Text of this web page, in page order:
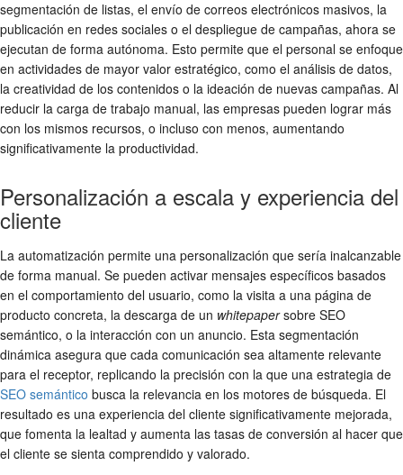
segmentación de listas, el envío de correos electrónicos masivos, la
publicación en redes sociales o el despliegue de campañas, ahora se
ejecutan de forma autónoma. Esto permite que el personal se enfoque
en actividades de mayor valor estratégico, como el análisis de datos,
la creatividad de los contenidos o la ideación de nuevas campañas. Al
reducir la carga de trabajo manual, las empresas pueden lograr más
con los mismos recursos, o incluso con menos, aumentando
significativamente la productividad.
Personalización a escala y experiencia del
cliente
La automatización permite una personalización que sería inalcanzable
de forma manual. Se pueden activar mensajes específicos basados
en el comportamiento del usuario, como la visita a una página de
producto concreta, la descarga de un whitepapersobre SEO
semántico, o la interacción con un anuncio. Esta segmentación
dinámica asegura que cada comunicación sea altamente relevante
para el receptor, replicando la precisión con la que una estrategia de
SEO semántico busca la relevancia en los motores de búsqueda. El
resultado es una experiencia del cliente significativamente mejorada,
que fomenta la lealtad y aumenta las tasas de conversión al hacer que
el cliente se sienta comprendido y valorado.